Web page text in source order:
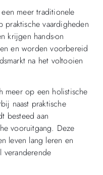
meer traditionele
praktische vaardigheden
krijgen hands-on
en worden voorbereid
na het voltooien
meer op een holistische
naast praktische
besteed aan
vooruitgang. Deze
leven lang leren en
veranderende